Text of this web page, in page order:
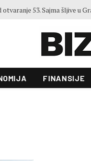
53. Sajma šljive u
FINANSIJE